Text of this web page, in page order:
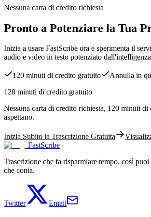
Nessuna carta di credito richiesta
Pronto a Potenziare la Tua
Inizia a usare FastScribe ora e sperimenta il
audio e video in testo potenziato
120 minuti di credito gratuito
Annulla in
120 minuti di credito gratuito
Nessuna carta di credito richiesta, 120 minuti
aspettano.
Inizia Subito la Trascrizione Gratuita
FastScribe
Trascrizione che fa risparmiare tempo, così
che conta.
Twitter Email